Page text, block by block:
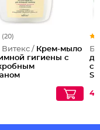
(20)
Витекс / Крем-мыло
гигиены с